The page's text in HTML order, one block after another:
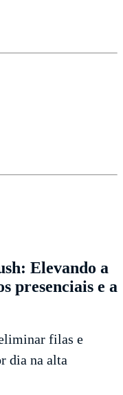
Elevando a
presenciais e a
filas e
dia na alta